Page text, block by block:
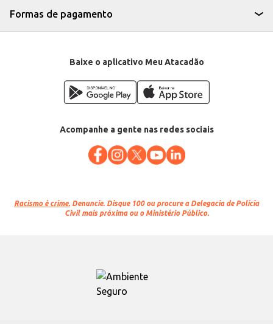
Formas de pagamento
Baixe o aplicativo Meu Atacadão
Acompanhe a gente nas redes sociais
Racismo é crime. Denuncie. Disque 100 ou procure a Delegacia de Polícia
Civil mais próxima ou o Ministério Público.